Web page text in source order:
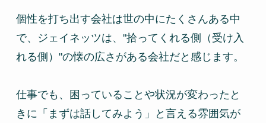
個性を打ち出す会社は世の中にたくさんある中
で、ジェイネッツは、"拾ってくれる側（受け入
れる側）"の懐の広さがある会社だと感じます。
仕事でも、困っていることや状況が変わったと
きに「まずは話してみよう」と言える雰囲気が